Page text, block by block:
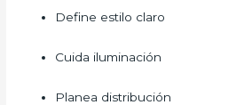
Define estilo claro
Cuida iluminación
Planea distribución